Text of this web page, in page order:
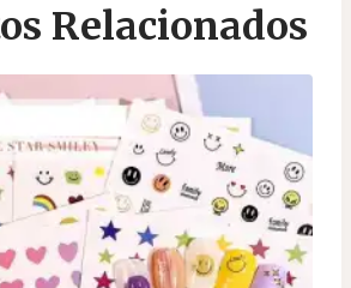
Relacionados